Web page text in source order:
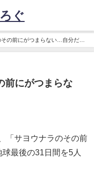
ぐ
の前にがつまらない…自分だ
前にがつまらな
「サヨウナラのその前
最後の31日間を5人